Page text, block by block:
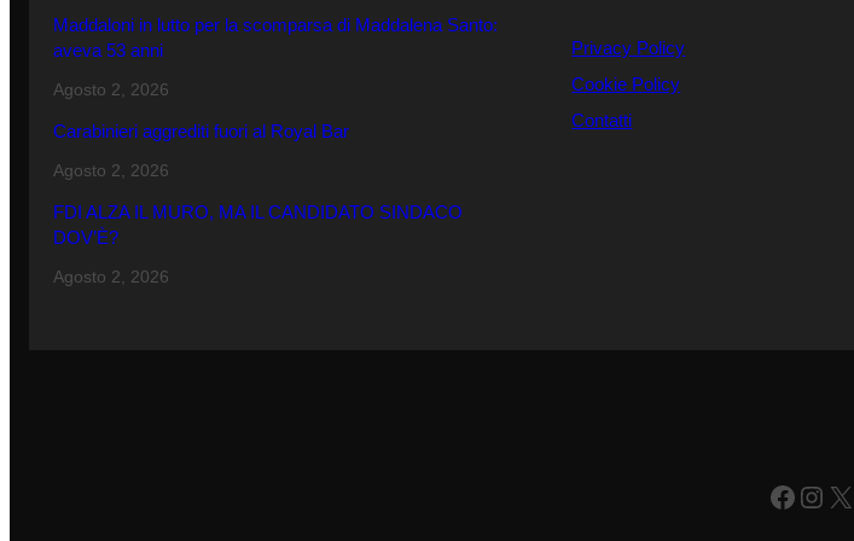
Maddaloni in lutto per la scomparsa di Maddalena Santo:
aveva 53 anni
Agosto 2, 2026
Carabinieri aggrediti fuori al Royal Bar
Agosto 2, 2026
FDI ALZA IL MURO, MA IL CANDIDATO SINDACO
DOV’È?
Agosto 2, 2026
Privacy Policy
Cookie Policy
Contatti
X